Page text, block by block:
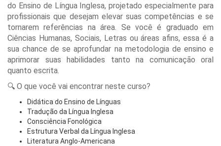
do Ensino de Língua Inglesa, projetado especialmente para
profissionais que desejam elevar suas competências e se
tornarem referências na área. Se você é graduado em
Ciências Humanas, Sociais, Letras ou áreas afins, essa é a
sua chance de se aprofundar na metodologia de ensino e
aprimorar suas habilidades tanto na comunicação oral
quanto escrita.
🔍 O que você vai encontrar neste curso?
Didática do Ensino de Línguas
Tradução da Língua Inglesa
Consciência Fonológica
Estrutura Verbal da Língua Inglesa
Literatura Anglo-Americana